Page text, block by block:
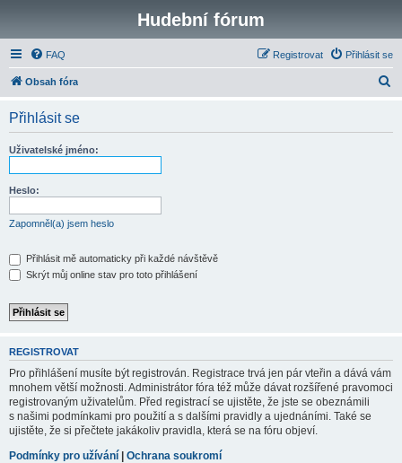
Hudební fórum
FAQ Přihlásit se
Registrovat
Obsah fóra
Přihlásit se
Uživatelské jméno:
Heslo:
Zapomněl(a) jsem heslo
Přihlásit mě automaticky při každé návštěvě
Skrýt můj online stav pro toto přihlášení
REGISTROVAT
Pro přihlášení musíte být registrován. Registrace trvá jen pár vteřin a dává vám
mnohem větší možnosti. Administrátor fóra též může dávat rozšířené pravomoci
registrovaným uživatelům. Před registrací se ujistěte, že jste se obeznámili
s našimi podmínkami pro použití a s dalšími pravidly a ujednáními. Také se
ujistěte, že si přečtete jakákoliv pravidla, která se na fóru objeví.
Podmínky pro užívání | Ochrana soukromí